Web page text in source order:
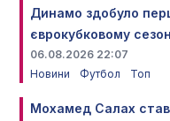
Динамо здобуло
єврокубковому
06.08.2026 22:07
Новини
Футбол Топ
Мохамед Салах став